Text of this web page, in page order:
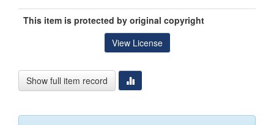
This item is protected by original copyright
View License
Show full item record